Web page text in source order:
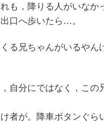
も，降りる人がいなか
口へ歩いたら…。
る兄ちゃんがいるやん
自分にではなく，この
者が。降車ボタンぐ